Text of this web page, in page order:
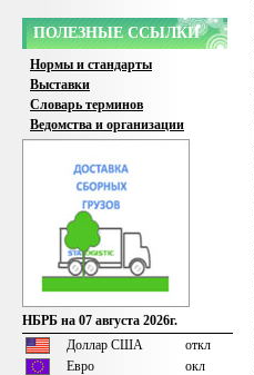
ПОЛЕЗНЫЕ ССЫЛКИ
Нормы и стандарты
Выставки
Словарь терминов
Ведомства и организации
НБРБ на 07 августа 2026г.
Доллар США
откл
Евро
окл